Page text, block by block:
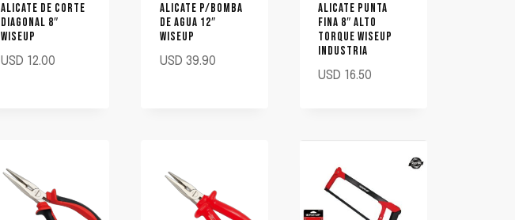
ALICATE DE CORTE
DIAGONAL 8″
WISEUP
USD 12.00
ALICATE P/BOMBA
DE AGUA 12″
WISEUP
USD 39.90
ALICATE PUNTA
FINA 8″ ALTO
TORQUE WISEUP
INDUSTRIA
USD 16.50